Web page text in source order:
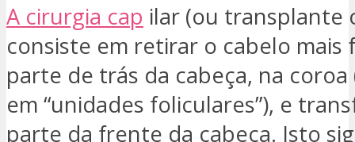
A cirurgia cap ilar (ou transplante
consiste em retirar o cabelo mais
parte de trás da cabeça, na coroa
em “unidades foliculares”), e
parte da frente da cabeça. Isto